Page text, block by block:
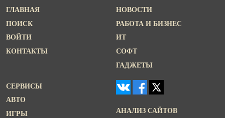
ГЛАВНАЯ
ПОИСК
ВОЙТИ
КОНТАКТЫ
НОВОСТИ
РАБОТА И БИЗНЕС
ИТ
СОФТ
ГАДЖЕТЫ
СЕРВИСЫ
АВТО
ИГРЫ
АНАЛИЗ САЙТОВ